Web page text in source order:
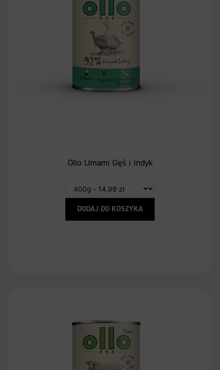
Ollo Umami Gęś i Indyk
DODAJ DO KOSZYKA